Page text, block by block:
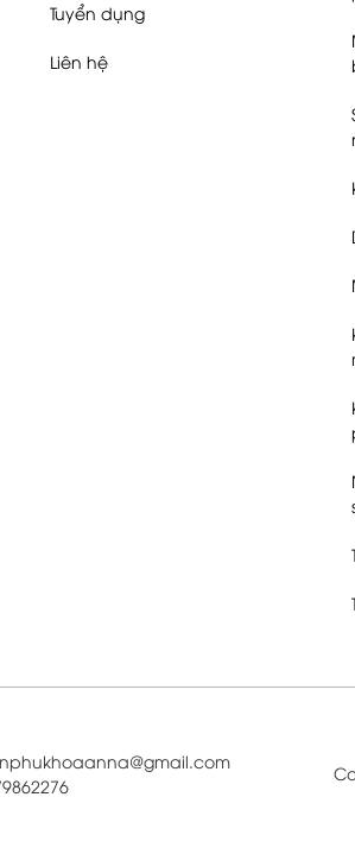
Tuyển dụng
Liên hệ